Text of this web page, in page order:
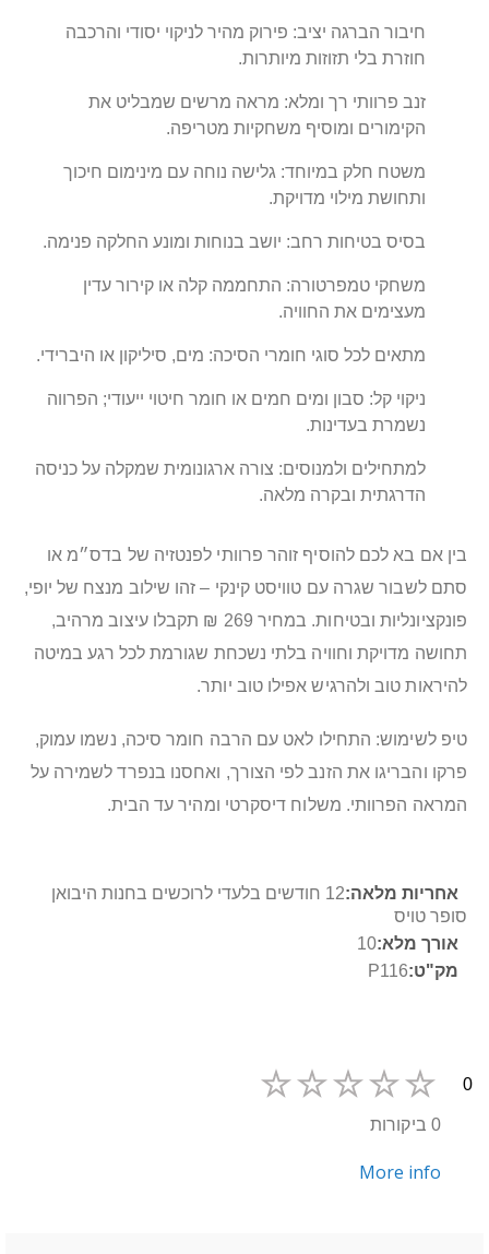
חיבור הברגה יציב: פירוק מהיר לניקוי יסודי והרכבה
חוזרת בלי תזוזות מיותרות.
זנב פרוותי רך ומלא: מראה מרשים שמבליט את
הקימורים ומוסיף משחקיות מטריפה.
משטח חלק במיוחד: גלישה נוחה עם מינימום חיכוך
ותחושת מילוי מדויקת.
בסיס בטיחות רחב: יושב בנוחות ומונע החלקה פנימה.
משחקי טמפרטורה: התחממה קלה או קירור עדין
מעצימים את החוויה.
מתאים לכל סוגי חומרי הסיכה: מים, סיליקון או היברידי.
ניקוי קל: סבון ומים חמים או חומר חיטוי ייעודי; הפרווה
נשמרת בעדינות.
למתחילים ולמנוסים: צורה ארגונומית שמקלה על כניסה
הדרגתית ובקרה מלאה.
בין אם בא לכם להוסיף זוהר פרוותי לפנטזיה של בדס״מ או
סתם לשבור שגרה עם טוויסט קינקי – זהו שילוב מנצח של יופי,
פונקציונליות ובטיחות. במחיר 269 ₪ תקבלו עיצוב מרהיב,
תחושה מדויקת וחוויה בלתי נשכחת שגורמת לכל רגע במיטה
להיראות טוב ולהרגיש אפילו טוב יותר.
טיפ לשימוש: התחילו לאט עם הרבה חומר סיכה, נשמו עמוק,
פרקו והבריגו את הזנב לפי הצורך, ואחסנו בנפרד לשמירה על
המראה הפרוותי. משלוח דיסקרטי ומהיר עד הבית.
מידע
נוסף
12 חודשים בלעדי לרוכשים בחנות היבואן
סופר טויס
10
P116
0
0 ביקורות
More info